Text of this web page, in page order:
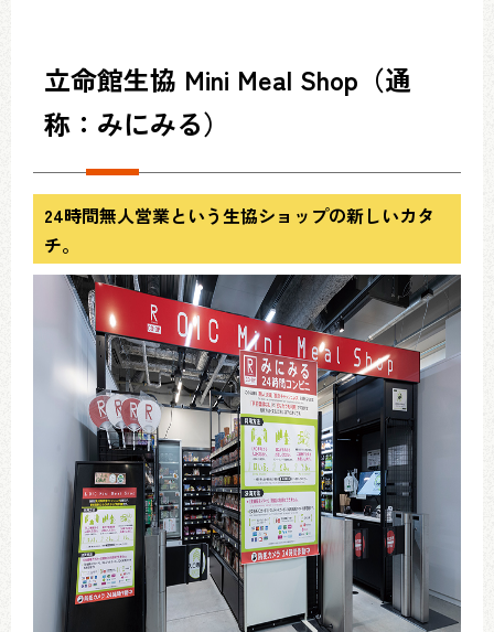
立命館生協 Mini Meal Shop（通
称：みにみる）
24時間無人営業という生協ショップの新しいカタ
チ。